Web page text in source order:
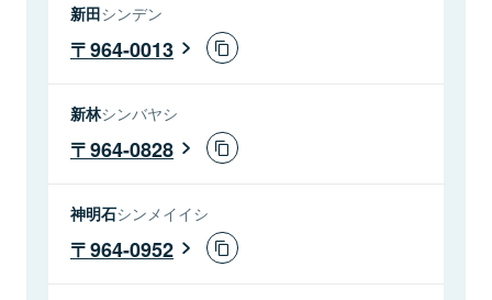
新田シンデン
964-0013
新林シンバヤシ
964-0828
神明石シンメイイシ
964-0952